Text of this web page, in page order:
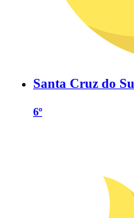
Santa Cruz do
6º